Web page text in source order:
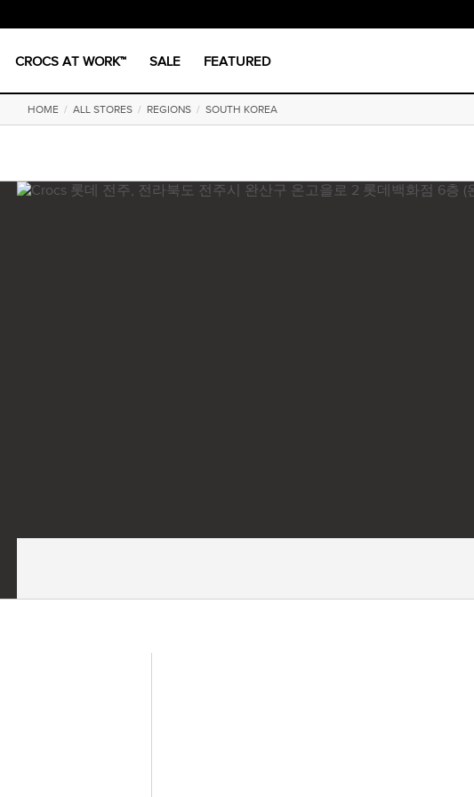
CROCS AT WORK™ SALE FEATURED
HOME/ ALL STORES/ REGIONS/ SOUTH KOREA